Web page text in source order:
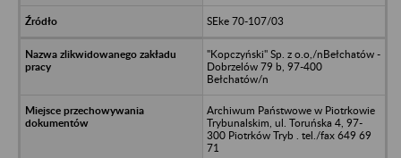
SEke 70-107/03
"Kopczyński" Sp. z o.o,/nBełchatów -
Dobrzelów 79 b, 97-400
Bełchatów/n
Archiwum Państwowe w Piotrkowie
Trybunalskim, ul. Toruńska 4, 97-
300 Piotrków Tryb . tel./fax 649 69
71